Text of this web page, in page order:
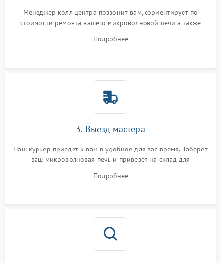
Менеджер колл центра позвонит вам, сориентирует по
стоимости ремонта вашего микроволновой печи а также
Подробнее
3. Выезд мастера
Наш курьер приедет к вам в удобное для вас время. Заберет
ваш микроволновая печь и привезет на склад для
Подробнее